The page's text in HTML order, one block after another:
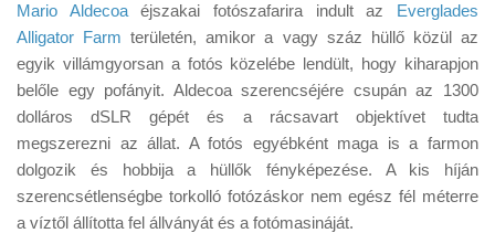
Érdekességek
Helyszíni Riport
E-BB
Mario Aldecoaéjszakai fotószafarira indult az Everglades
Alligator Farm területén, amikor a vagy száz hüllő közül az
egyik villámgyorsan a fotós közelébe lendült, hogy kiharapjon
belőle egy pofányit. Aldecoa szerencséjére csupán az 1300
dolláros dSLR gépét és a rácsavart objektívet tudta
megszerezni az állat. A fotós egyébként maga is a farmon
dolgozik és hobbija a hüllők fényképezése. A kis híján
szerencsétlenségbe torkolló fotózáskor nem egész fél méterre
a víztől állította fel állványát és a fotómasináját.